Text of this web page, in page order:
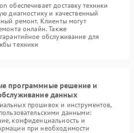
обеспечивает доставку техники
диагностику и качественный
ремонт. Клиенты могут
онлайн. Также
обслуживание для
техники
программные решение и
данных
прошивок и инструментов,
данными:
конфиденциальность и
при необходимости